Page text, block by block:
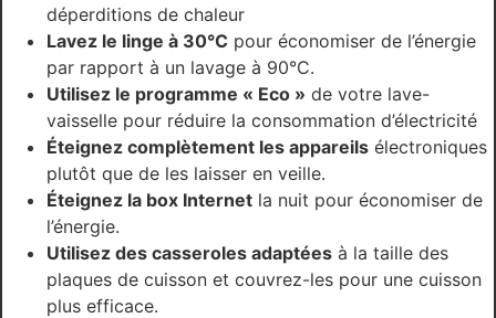
déperditions de chaleur
Lavez le linge à 30°C pour économiser de l’énergie
par rapport à un lavage à 90°C.
Utilisez le programme « Eco » de votre lave-
vaisselle pour réduire la consommation d’électricité
Éteignez complètement les appareils électroniques
plutôt que de les laisser en veille.
Éteignez la box Internet la nuit pour économiser de
l’énergie.
Utilisez des casseroles adaptées à la taille des
plaques de cuisson et couvrez-les pour une cuisson
plus efficace.